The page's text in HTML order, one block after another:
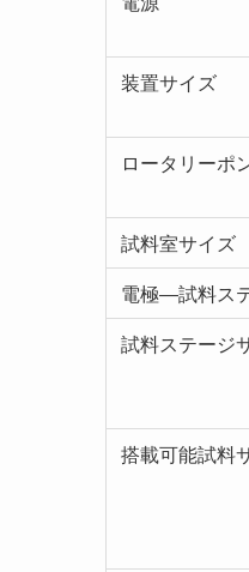
装置サイズ
ロータリーポ
試料室サイズ
電極―試料ス
試料ステージ
搭載可能試料